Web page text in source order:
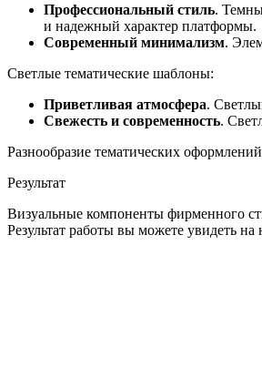
Профессиональный стиль.
и надежный характер платформы.
Современный минимализм.
Светлые тематические шаблоны:
Приветливая атмосфера.
Свежесть и современность.
Разнообразие тематических
Результат
Визуальные компоненты фирменного
Результат работы вы можете увидеть